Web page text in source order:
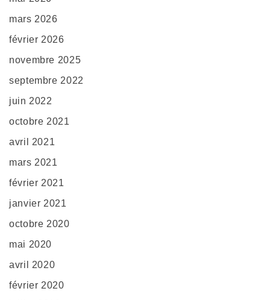
mars 2026
février 2026
novembre 2025
septembre 2022
juin 2022
octobre 2021
avril 2021
mars 2021
février 2021
janvier 2021
octobre 2020
mai 2020
avril 2020
février 2020